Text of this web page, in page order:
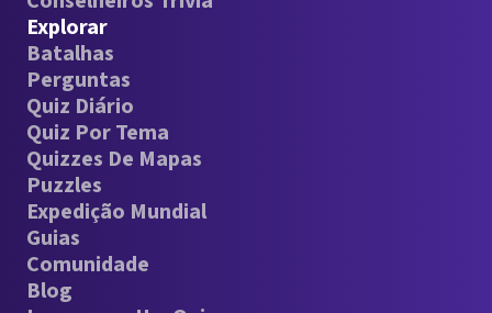
Explorar
Batalhas
Perguntas
Quiz Diário
Quiz Por Tema
Quizzes De Mapas
Puzzles
Expedição Mundial
Guias
Comunidade
Blog